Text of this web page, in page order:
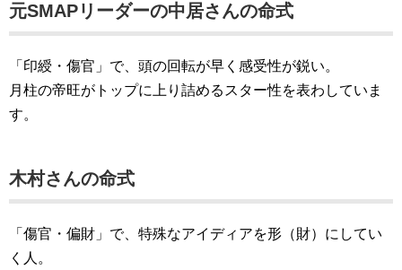
元SMAPリーダーの中居さんの命式
「印綬・傷官」で、頭の回転が早く感受性が鋭い。
月柱の帝旺がトップに上り詰めるスター性を表わしていま
す。
木村さんの命式
「傷官・偏財」で、特殊なアイディアを形（財）にしてい
く人。